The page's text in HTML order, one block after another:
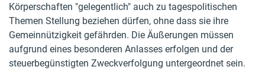
Körperschaften "gelegentlich" auch zu tagespolitischen
Themen Stellung beziehen dürfen, ohne dass sie ihre
Gemeinnützigkeit gefährden. Die Äußerungen müssen
aufgrund eines besonderen Anlasses erfolgen und der
steuerbegünstigten Zweckverfolgung untergeordnet sein.